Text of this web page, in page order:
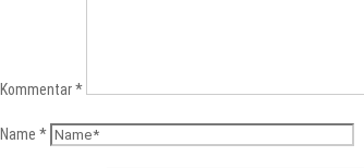
Kommentar*
Name *